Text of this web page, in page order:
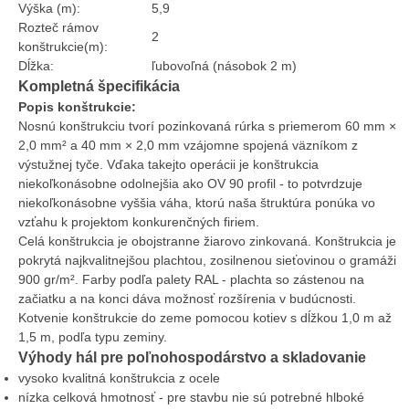
Výška (m):
5,9
Rozteč rámov
konštrukcie(m):
2
Dĺžka:
ľubovoľná (násobok 2 m)
Kompletná špecifikácia
Popis konštrukcie:
Nosnú konštrukciu tvorí pozinkovaná rúrka s priemerom 60 mm ×
2,0 mm² a 40 mm × 2,0 mm vzájomne spojená väzníkom z
výstužnej tyče. Vďaka takejto operácii je konštrukcia
niekoľkonásobne odolnejšia ako OV 90 profil - to potvrdzuje
niekoľkonásobne vyššia váha, ktorú naša štruktúra ponúka vo
vzťahu k projektom konkurenčných firiem.
Celá konštrukcia je obojstranne žiarovo zinkovaná. Konštrukcia je
pokrytá najkvalitnejšou plachtou, zosilnenou sieťovinou o gramáži
900 gr/m². Farby podľa palety RAL - plachta so zástenou na
začiatku a na konci dáva možnosť rozšírenia v budúcnosti.
Kotvenie konštrukcie do zeme pomocou kotiev s dĺžkou 1,0 m až
1,5 m, podľa typu zeminy.
Výhody hál pre poľnohospodárstvo a skladovanie
vysoko kvalitná konštrukcia z ocele
nízka celková hmotnosť - pre stavbu nie sú potrebné hlboké